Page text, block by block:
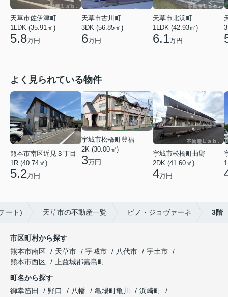
天草市佐伊津町
1LDK (35.91㎡)
5.8万円
天草市古川町
3DK (56.85㎡)
6万円
天草市北浜町
1LDK (42.93㎡)
6.1万円
よく見られている物件
熊本市南区近見３丁目
1R (40.74㎡)
5.2万円
宇城市松橋町豊福
2K (30.00㎡)
3万円
宇城市松橋町曲野
2DK (41.60㎡)
4万円
ート) 天草市の不動産一覧 ピノ・ジョヴァーネ 3階
市区町村から探す
熊本市南区
天草市 宇城市 八代市
宇土市
熊本市西区
上益城郡嘉島町
町名から探す
御幸笛田
野口 八幡 亀場町亀川
浜崎町